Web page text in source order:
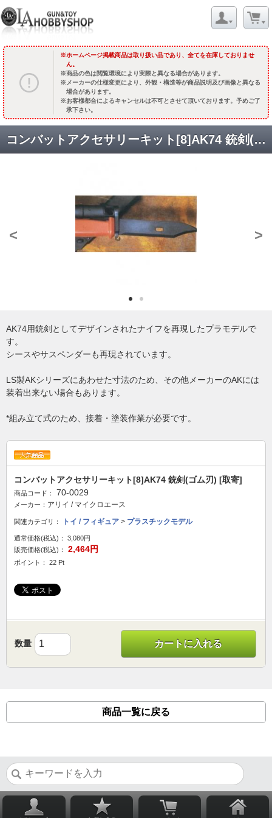
ホームページ掲載商品は取り扱い品であり、全てを在庫しておりませ
ん。
商品の色は閲覧環境により実際と異なる場合があります。
メーカーの仕様変更により、外観・構造等が商品説明及び画像と異なる
場合があります。
お客様都合によるキャンセルは不可とさせて頂いております。予めご了
承下さい。
コンバットアクセサリーキット[8]AK74 銃剣(ゴム刃) [取寄]
< >
AK74用銃剣としてデザインされたナイフを再現したプラモデルで
す。
シースやサスペンダーも再現されています。
LS製AKシリーズにあわせた寸法のため、その他メーカーのAKには
装着出来ない場合もあります。
*組み立て式のため、接着・塗装作業が必要です。
コンバットアクセサリーキット[8]AK74 銃剣(ゴム刃) [取寄]
商品コード： 70-0029
メーカー： アリイ / マイクロエース
関連カテゴリ： トイ / フィギュア > プラスチックモデル
通常価格(税込)：
3,080円
販売価格(税込)：
2,464円
ポイント： 22 Pt
数量 カートに入れる
商品一覧に戻る